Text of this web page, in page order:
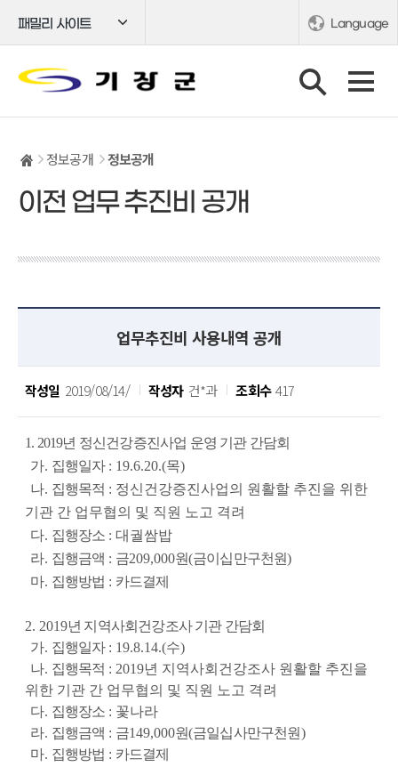
패밀리 사이트 Language
정보공개 정보공개
이전 업무 추진비 공개
업무추진비 사용내역 공개
작성일 2019/08/14/ 작성자 건*과 조회수 417
1. 2019년 정신건강증진사업 운영 기관 간담회
가. 집행일자 : 19.6.20.(목)
나. 집행목적 : 정신건강증진사업의 원활할 추진을 위한
기관 간 업무협의 및 직원 노고 격려
다. 집행장소 : 대궐쌈밥
라. 집행금액 : 금209,000원(금이십만구천원)
마. 집행방법 : 카드결제
2. 2019년 지역사회건강조사 기관 간담회
가. 집행일자 : 19.8.14.(수)
나. 집행목적 : 2019년 지역사회건강조사 원활할 추진을
위한 기관 간 업무협의 및 직원 노고 격려
다. 집행장소 : 꽃나라
라. 집행금액 : 금149,000원(금일십사만구천원)
마. 집행방법 : 카드결제